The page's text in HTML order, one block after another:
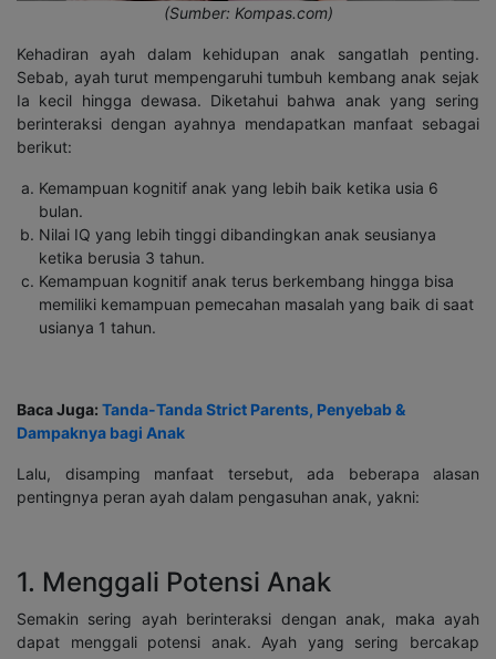
(Sumber: Kompas.com)
Kehadiran ayah dalam kehidupan anak sangatlah penting.
Sebab, ayah turut mempengaruhi tumbuh kembang anak sejak
Ia kecil hingga dewasa. Diketahui bahwa anak yang sering
berinteraksi dengan ayahnya mendapatkan manfaat sebagai
berikut:
Kemampuan kognitif anak yang lebih baik ketika usia 6
bulan.
Nilai IQ yang lebih tinggi dibandingkan anak seusianya
ketika berusia 3 tahun.
Kemampuan kognitif anak terus berkembang hingga bisa
memiliki kemampuan pemecahan masalah yang baik di saat
usianya 1 tahun.
Baca Juga: Tanda-Tanda Strict Parents, Penyebab &
Dampaknya bagi Anak
Lalu, disamping manfaat tersebut, ada beberapa alasan
pentingnya peran ayah dalam pengasuhan anak, yakni:
1. Menggali Potensi Anak
Semakin sering ayah berinteraksi dengan anak, maka ayah
dapat menggali potensi anak. Ayah yang sering bercakap